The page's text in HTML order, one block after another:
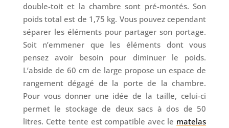
double-toit et la chambre sont pré-montés. Son
poids total est de 1,75 kg. Vous pouvez cependant
séparer les éléments pour partager son portage.
Soit n’emmener que les éléments dont vous
pensez avoir besoin pour diminuer le poids.
L’abside de 60 cm de large propose un espace de
rangement dégagé de la porte de la chambre.
Pour vous donner une idée de la taille, celui-ci
permet le stockage de deux sacs à dos de 50
litres. Cette tente est compatible avec le matelas